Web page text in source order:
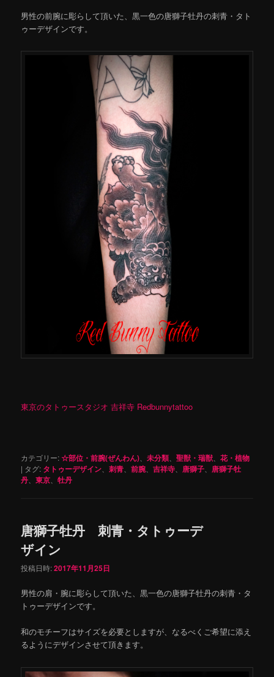
男性の前腕に彫らして頂いた、黒一色の唐獅子牡丹の刺青・タト
ゥーデザインです。
東京のタトゥースタジオ 吉祥寺 Redbunnytattoo
カテゴリー:☆部位・前腕(ぜんわん) 、未分類 、聖獣・瑞獣 、花・植物
| タグ: タトゥーデザイン 、刺青 、前腕 、吉祥寺 唐獅子
唐獅子牡
丹 、東京 、牡丹
唐獅子牡丹 刺青・タトゥーデ
ザイン
投稿日時:2017年11月25日
男性の肩・腕に彫らして頂いた、黒一色の唐獅子牡丹の刺青・タ
トゥーデザインです。
和のモチーフはサイズを必要としますが、なるべくご希望に添え
るようにデザインさせて頂きます。